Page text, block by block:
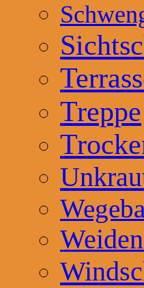
Treppe